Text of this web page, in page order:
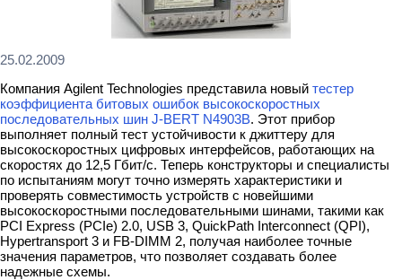
25.02.2009
Компания Agilent Technologies представила новый тестер
коэффициента битовых ошибок высокоскоростных
последовательных шин J-BERT N4903B. Этот прибор
выполняет полный тест устойчивости к джиттеру для
высокоскоростных цифровых интерфейсов, работающих на
скоростях до 12,5 Гбит/с. Теперь конструкторы и специалисты
по испытаниям могут точно измерять характеристики и
проверять совместимость устройств с новейшими
высокоскоростными последовательными шинами, такими как
PCI Express (PCIe) 2.0, USB 3, QuickPath Interconnect (QPI),
Hypertransport 3 и FB-DIMM 2, получая наиболее точные
значения параметров, что позволяет создавать более
надежные схемы.